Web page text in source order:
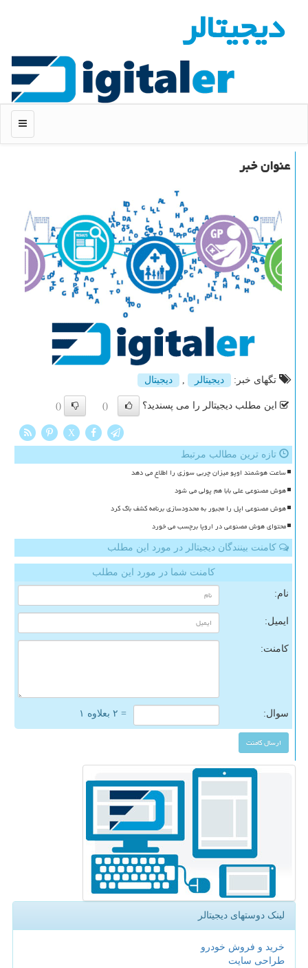
دیجیتالر
منو
عنوان خبر
تگهای خبر: دیجیتالر دیجیتال
این مطلب دیجیتالر را می پسندید؟ ()
()
X
تازه ترین مطالب مرتبط
ساعت هوشمند اوپو میزان چربی سوزی را اطلاع می دهد
هوش مصنوعی علی بابا هم پولی می شود
هوش مصنوعی اپل را مجبور به محدودسازی برنامه کشف باگ کرد
محتوای هوش مصنوعی در اروپا برچسب می خورد
کامنت بینندگان دیجیتالر در مورد این مطلب
کامنت شما در مورد این مطلب
نام:
ایمیل:
کامنت:
سوال: = ۲ بعلاوه ۱
لینک دوستهای دیجیتالر
خرید و فروش خودرو
طراحی سایت